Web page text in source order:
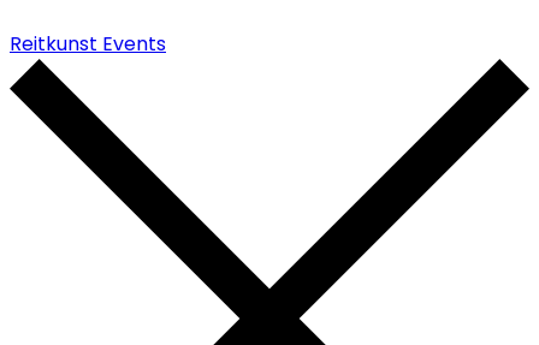
Reitkunst Events